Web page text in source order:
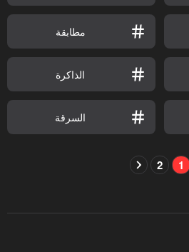
مطابقة
الذاكرة
السرقة
1
2